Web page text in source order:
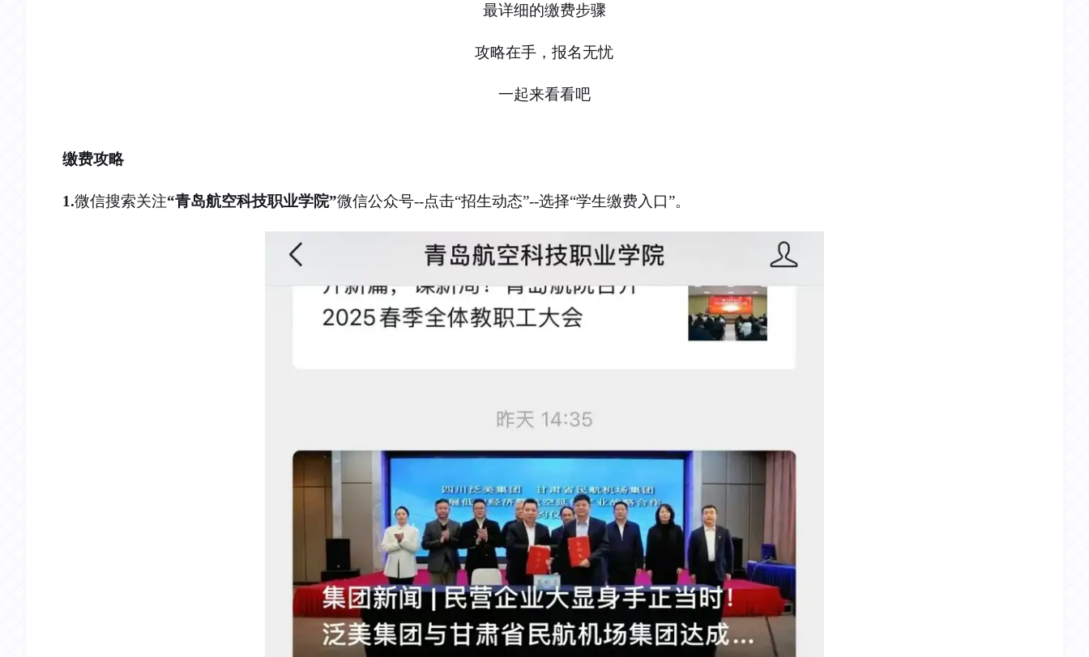
最详细的缴费步骤
攻略在手，报名无忧
一起来看看吧
缴费攻略
1.微信搜索关注“青岛航空科技职业学院”微信公众号--点击“招生动态”--选择“学生缴费入口”。